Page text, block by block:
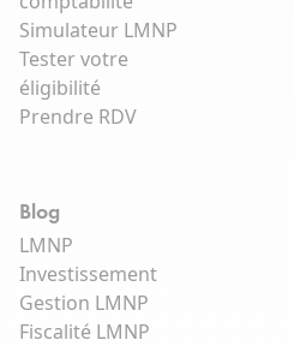
Simulateur LMNP
Tester votre
éligibilité
Prendre RDV
Blog
LMNP
Investissement
Gestion LMNP
Fiscalité LMNP